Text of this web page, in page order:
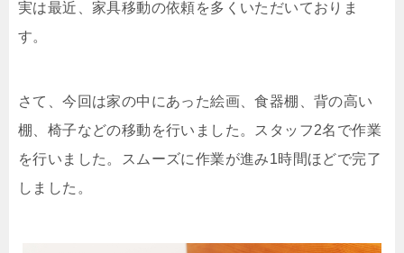
実は最近、家具移動の依頼を多くいただいておりま
す。
さて、今回は家の中にあった絵画、食器棚、背の高い
棚、椅子などの移動を行いました。スタッフ2名で作業
を行いました。スムーズに作業が進み1時間ほどで完了
しました。